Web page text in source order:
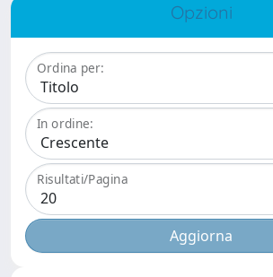
Opzioni
Ordina per:
In ordine:
Risultati/Pagina